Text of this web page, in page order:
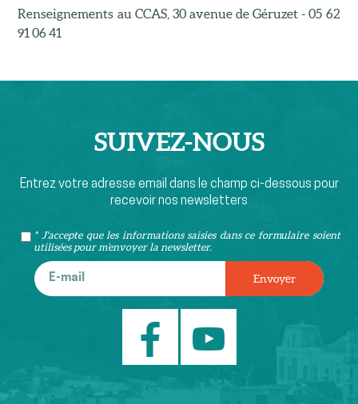
Renseignements au CCAS, 30 avenue de Géruzet - 05 62
91 06 41
SUIVEZ-NOUS
Entrez votre adresse email dans le champ ci-dessous pour
recevoir nos newsletters
* J'accepte que les informations saisies dans ce formulaire soient
utilisées pour m’envoyer la newsletter.